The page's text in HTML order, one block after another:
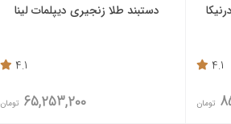
4.1
تومان
دستبند طلا زنجیری دیپلمات لینا
4.1
65,253,200 تومان